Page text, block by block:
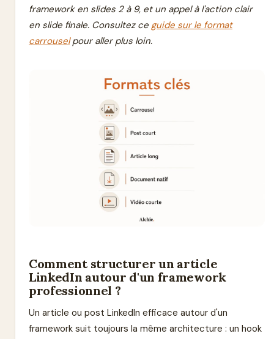
framework en slides 2 à 9, et un appel à l'action clair
en slide finale. Consultez ce guide sur le format
carrouselpour aller plus loin.
Comment structurer un article
LinkedIn autour d'un framework
professionnel ?
Un article ou post LinkedIn efficace autour d'un
framework suit toujours la même architecture : un hook